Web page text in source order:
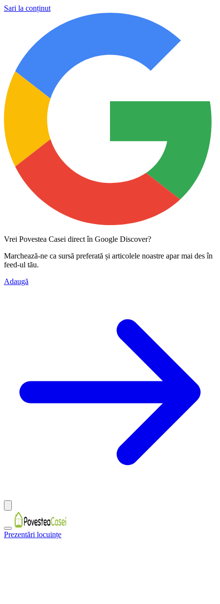
Sari la conținut
Vrei Povestea Casei direct în Google Discover?
Marchează-ne ca sursă preferată și articolele noastre apar mai des în
feed-ul tău.
Adaugă
Prezentări locuințe